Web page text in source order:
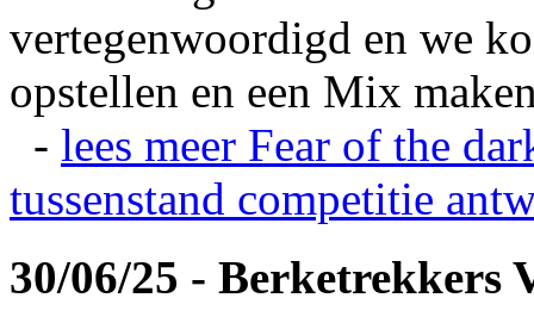
vertegenwoordigd en we
opstellen en een Mix
- lees meer Fear of the
tussenstand competitie
30/06/25 - Berketrekkers